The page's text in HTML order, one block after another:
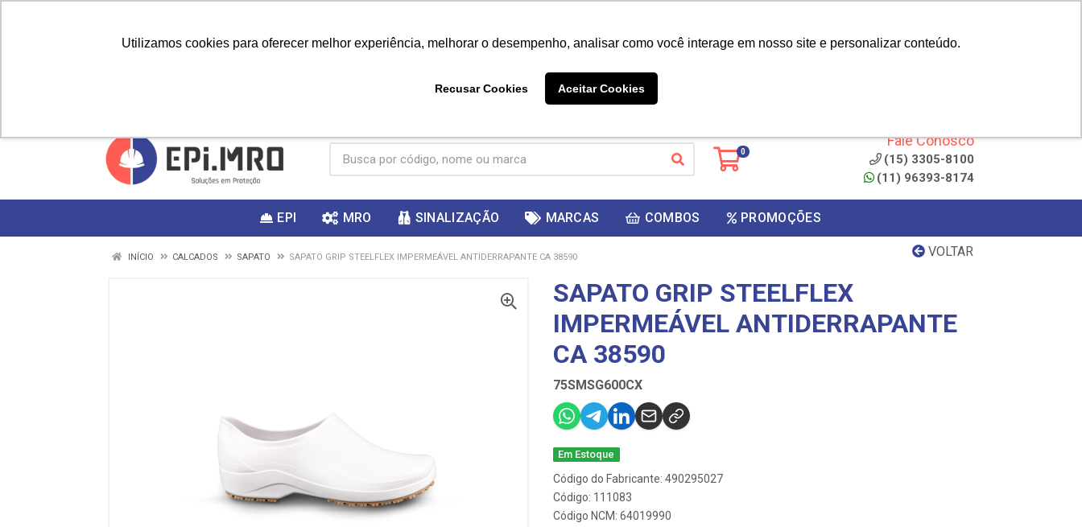
Utilizamos cookies para oferecer melhor experiência, melhorar o desempenho, analisar como você interage em nosso site e personalizar conteúdo.
Recusar Cookies Aceitar Cookies
ganhar
0
Fale Conosco
(15) 3305-8100
(11) 96393-8174
EPI MRO SINALIZAÇÃO MARCAS COMBOS PROMOÇÕES
VOLTAR
INÍCIO CALCADOS SAPATO SAPATO GRIP STEELFLEX IMPERMEÁVEL ANTIDERRAPANTE CA 38590
SAPATO GRIP STEELFLEX
IMPERMEÁVEL ANTIDERRAPANTE
CA 38590
75SMSG600CX
Em Estoque
Código do Fabricante: 490295027
Código: 111083
Código NCM: 64019990